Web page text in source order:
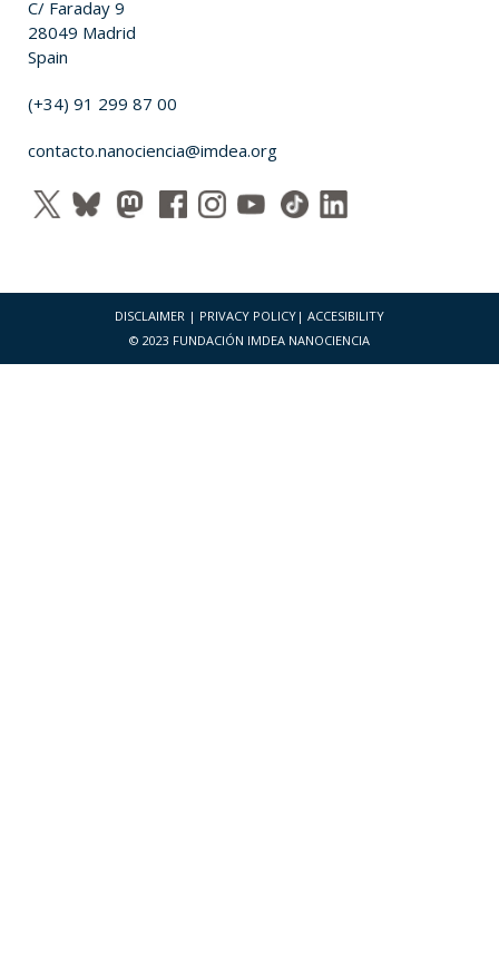
C/ Faraday 9
28049 Madrid
Spain
(+34) 91 299 87 00
contacto.nanociencia@imdea.org
DISCLAIMER | PRIVACY POLICY | ACCESIBILITY
© 2023 FUNDACIÓN IMDEA NANOCIENCIA